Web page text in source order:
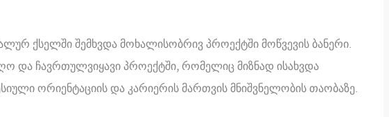
ქსელში შემხვდა მოხალისობრივ პროექტში მოწვევის ბანერი.
და ჩავრთულვიყავი პროექტში, რომელიც მიზნად ისახვდა
ორიენტაციის და კარიერის მართვის მნიშვნელობის თაობაზე.